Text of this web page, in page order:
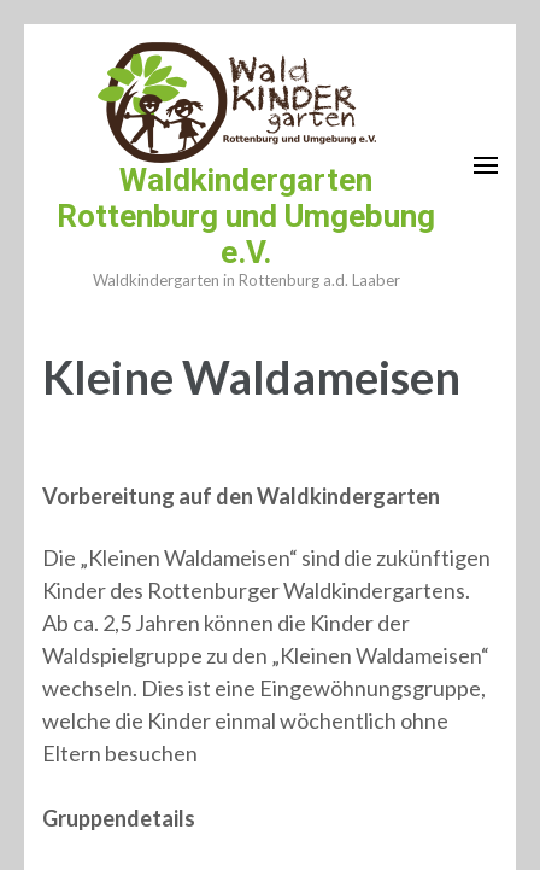
springen
Waldkindergarten
Rottenburg und Umgebung
e.V.
Waldkindergarten in Rottenburg a.d. Laaber
Kleine Waldameisen
Vorbereitung auf den Waldkindergarten
Die „Kleinen Waldameisen“ sind die zukünftigen
Kinder des Rottenburger Waldkindergartens.
Ab ca. 2,5 Jahren können die Kinder der
Waldspielgruppe zu den „Kleinen Waldameisen“
wechseln. Dies ist eine Eingewöhnungsgruppe,
welche die Kinder einmal wöchentlich ohne
Eltern besuchen
Gruppendetails